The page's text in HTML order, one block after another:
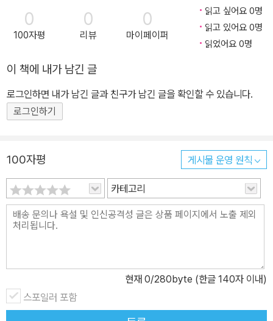
(Ⅰ) - 예수님의 생애 영적 성장을 위한 말씀 훈련(Ⅱ) - 교회의 사명 골
방훈련 영성과 목회 영성 훈련의 실제 신학 영성 목회 은사와 목회 역
서 상담학 개론 목회와 지역사회 위기 상담 현대인의 절망과 희망 -
교육(공역) 목회상담 신론(공역) 나는 사탄의 멸망을 믿는다.
0
100자평
0
리뷰
0
마이페이퍼
읽고 싶어요 0명
읽고 있어요 0명
읽었어요 0명
이 책에 내가 남긴 글
로그인하면 내가 남긴 글과 친구가 남긴 글을 확인할 수 있습니다.
로그인하기
100자평 게시물 운영 원칙
카테고리
현재 0/280byte (한글 140자 이내)
스포일러 포함